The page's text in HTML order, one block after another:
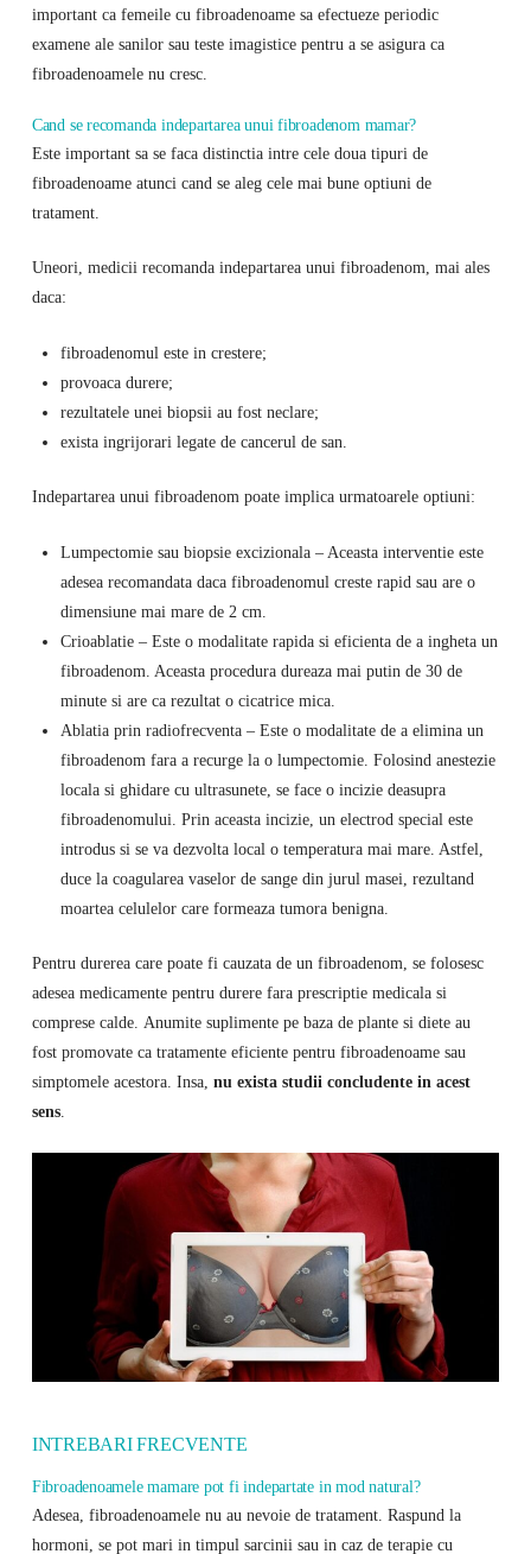
important ca femeile cu fibroadenoame sa efectueze periodic
examene ale sanilor sau teste imagistice pentru a se asigura ca
fibroadenoamele nu cresc.
Cand se recomanda indepartarea unui fibroadenom mamar?
Este important sa se faca distinctia intre cele doua tipuri de
fibroadenoame atunci cand se aleg cele mai bune optiuni de
tratament.
Uneori, medicii recomanda indepartarea unui fibroadenom, mai ales
daca:
fibroadenomul este in crestere;
provoaca durere;
rezultatele unei biopsii au fost neclare;
exista ingrijorari legate de cancerul de san.
Indepartarea unui fibroadenom poate implica urmatoarele optiuni:
Lumpectomie sau biopsie excizionala – Aceasta interventie este
adesea recomandata daca fibroadenomul creste rapid sau are o
dimensiune mai mare de 2 cm.
Crioablatie – Este o modalitate rapida si eficienta de a ingheta un
fibroadenom. Aceasta procedura dureaza mai putin de 30 de
minute si are ca rezultat o cicatrice mica.
Ablatia prin radiofrecventa – Este o modalitate de a elimina un
fibroadenom fara a recurge la o lumpectomie. Folosind anestezie
locala si ghidare cu ultrasunete, se face o incizie deasupra
fibroadenomului. Prin aceasta incizie, un electrod special este
introdus si se va dezvolta local o temperatura mai mare. Astfel,
duce la coagularea vaselor de sange din jurul masei, rezultand
moartea celulelor care formeaza tumora benigna.
Pentru durerea care poate fi cauzata de un fibroadenom, se folosesc
adesea medicamente pentru durere fara prescriptie medicala si
comprese calde. Anumite suplimente pe baza de plante si diete au
fost promovate ca tratamente eficiente pentru fibroadenoame sau
simptomele acestora. Insa, nu exista studii concludente in acest
sens.
INTREBARI FRECVENTE
Fibroadenoamele mamare pot fi indepartate in mod natural?
Adesea, fibroadenoamele nu au nevoie de tratament. Raspund la
hormoni, se pot mari in timpul sarcinii sau in caz de terapie cu